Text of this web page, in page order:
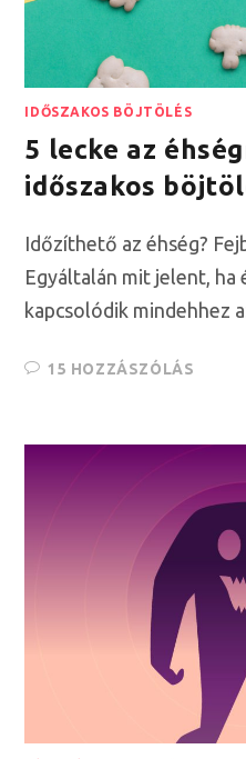
IDŐSZAKOS BÖJTÖLÉS
5 lecke az
időszakos
Időzíthető az éhség?
Egyáltalán mit jelent, ha
kapcsolódik mindehhez
15 HOZZÁSZÓLÁS